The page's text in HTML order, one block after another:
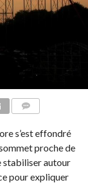
s’est effondré
proche de
stabiliser autour
pour expliquer